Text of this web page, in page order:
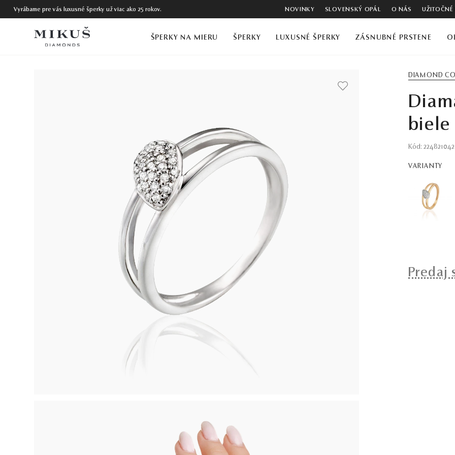
Vyrábame pre vás luxusné šperky už viac ako 25 rokov. NOVINKY SLOVENSKÝ OPÁL O NÁS
ŠPERKY NA MIERU ŠPERKY LUXUSNÉ ŠPERKY ZÁSNUBNÉ PRSTENE
DIAMOND
biele
Kód: 224821042
VARIANTY
Predaj